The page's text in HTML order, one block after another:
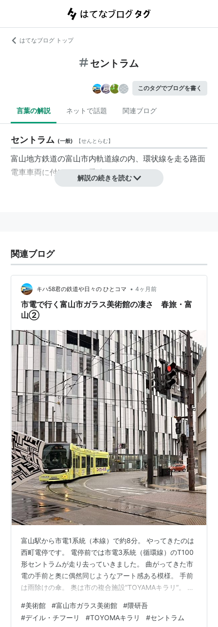
はてなブログ トップ
セントラム
このタグでブログを書く
言葉の解説 ネットで話題 関連ブログ
セントラム (一般) 【せんとらむ】
富山地方鉄道の富山市内軌道線の内、環状線を走る路面
電車車両に付けられた愛称。
解説の続きを読む
関連ブログ
キハ58君の鉄道や日々の ひとコマ • 4ヶ月前
市電で行く富山市ガラス美術館の凄さ 春旅・富
山②
富山駅から市電1系統（本線）で約8分。 やってきたのは
西町電停です。 電停前では市電3系統（循環線）のT100
形セントラムが走り去っていきました。 曲がってきた市
電の手前と奥に偶然同じようなアート感ある模様。 手前
は雨除けの傘。 奥は市の複合施設”TOYAMAキラリ”。 建
場所がありました。 平日の4月7日10時過ぎに訪問しまし
たが、チケット売場からしてなかなかの混雑。 エスカレ
#美術館 #富山市ガラス美術館 #隈研吾
#デイル・チフーリ #TOYOMAキラリ #セントラム